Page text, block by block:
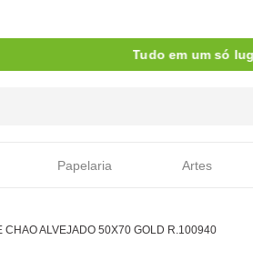
Tudo em um só
Papelaria Artes
CHAO ALVEJADO 50X70 GOLD R.100940